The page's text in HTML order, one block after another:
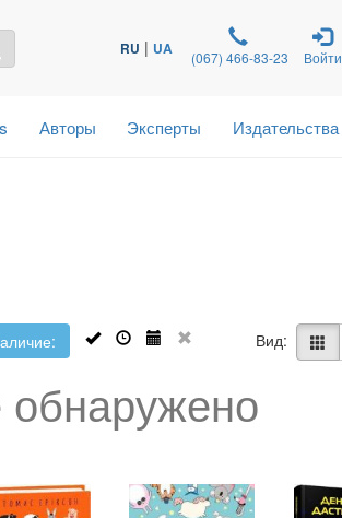
RU | UA (067) 466-83-23 Войти
Авторы Эксперты Издательства
Вид: